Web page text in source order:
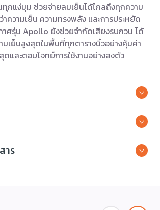
ทุกแง่มุม ช่วยจ่ายลมเย็นได้ไกลถึงทุกความ
าความเย็น ความทรงพลัง และการประหยัด
าศรุ่น Apollo ยังช่วยจำกัดเสียงรบกวน ได้
มเย็นสูงสุดในพื้นที่ทุกตารางนิ้วอย่างคุ้มค่า
และตอบโจทย์การใช้งานอย่างลงตัว
าร